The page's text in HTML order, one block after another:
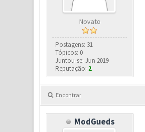
Novato
Postagens: 31
Tópicos: 0
Juntou-se: Jun 2019
Reputação: 2
Encontrar
ModGueds